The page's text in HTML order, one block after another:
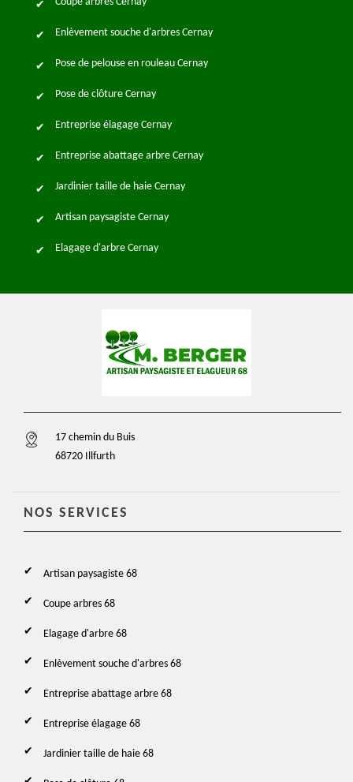
Enlèvement souche d'arbres Cernay
Pose de pelouse en rouleau Cernay
Pose de clôture Cernay
Entreprise élagage Cernay
Entreprise abattage arbre Cernay
Jardinier taille de haie Cernay
Artisan paysagiste Cernay
Elagage d'arbre Cernay
17 chemin du Buis
68720 Illfurth
NOS SERVICES
Artisan paysagiste 68
Coupe arbres 68
Elagage d'arbre 68
Enlèvement souche d'arbres 68
Entreprise abattage arbre 68
Entreprise élagage 68
Jardinier taille de haie 68